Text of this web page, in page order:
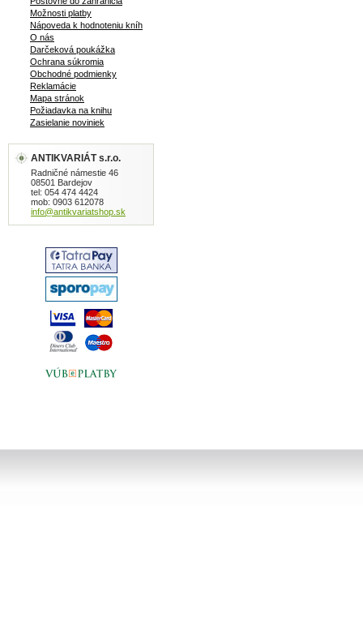
Možnosti platby
Nápoveda k hodnoteniu kníh
O nás
Darčeková poukážka
Ochrana súkromia
Obchodné podmienky
Reklamácie
Mapa stránok
Požiadavka na knihu
Zasielanie noviniek
ANTIKVARIÁT s.r.o.
Radničné námestie 46
08501 Bardejov
tel: 054 474 4424
mob: 0903 612078
info@antikvariatshop.sk